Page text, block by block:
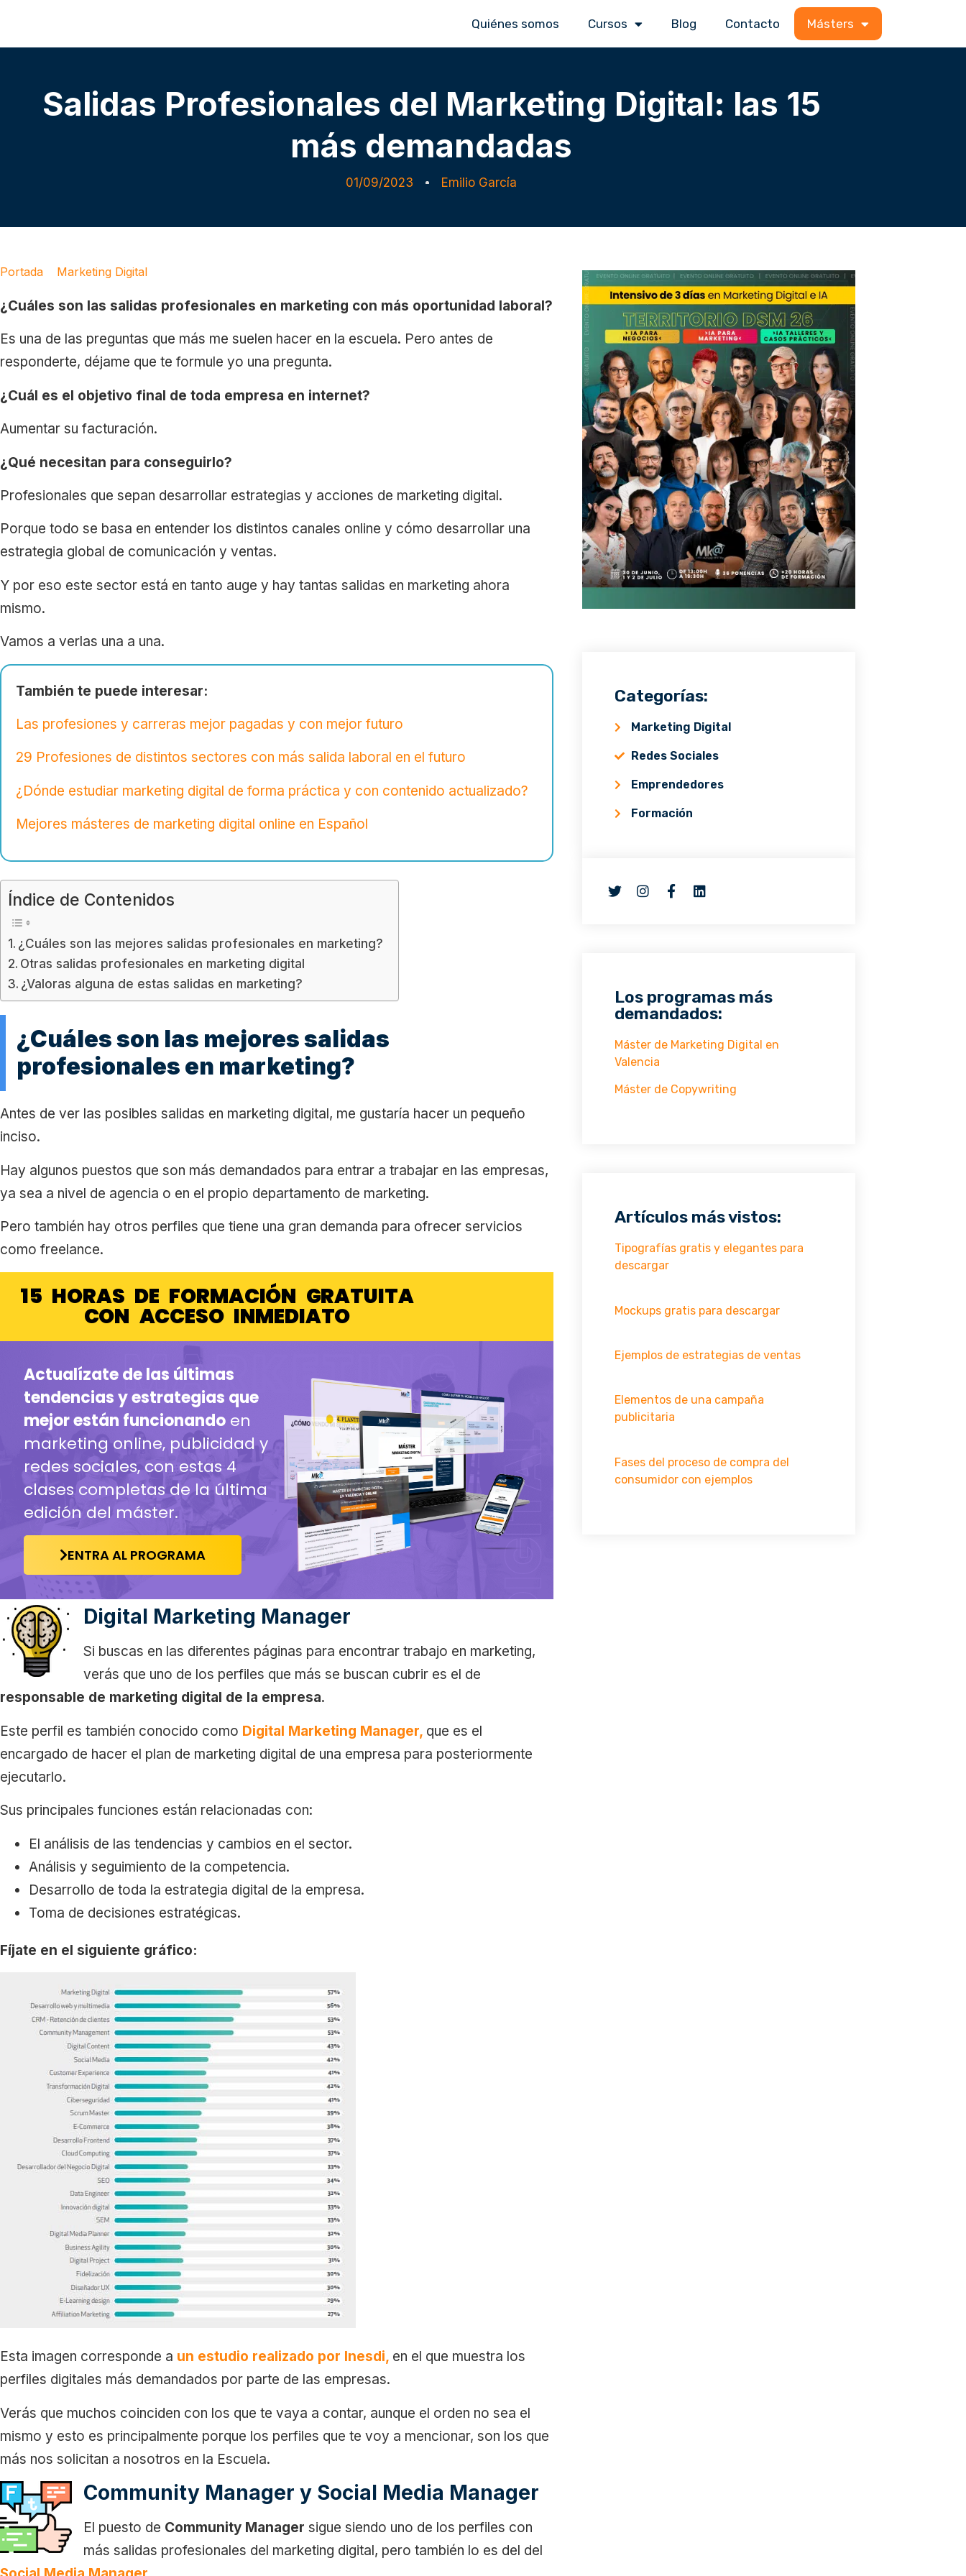
Quiénes somos Cursos Blog Contacto Másters
Salidas Profesionales del Marketing Digital: las 15
más demandadas
01/09/2023 Emilio García
Portada Marketing Digital
¿Cuáles son las salidas profesionales en marketing con más oportunidad laboral?
Es una de las preguntas que más me suelen hacer en la escuela. Pero antes de
responderte, déjame que te formule yo una pregunta.
¿Cuál es el objetivo final de toda empresa en internet?
Aumentar su facturación.
¿Qué necesitan para conseguirlo?
Profesionales que sepan desarrollar estrategias y acciones de marketing digital.
Porque todo se basa en entender los distintos canales online y cómo desarrollar una
estrategia global de comunicación y ventas.
Y por eso este sector está en tanto auge y hay tantas salidas en marketing ahora
mismo.
Vamos a verlas una a una.
También te puede interesar:
Las profesiones y carreras mejor pagadas y con mejor futuro
29 Profesiones de distintos sectores con más salida laboral en el futuro
¿Dónde estudiar marketing digital de forma práctica y con contenido actualizado?
Mejores másteres de marketing digital online en Español
Índice de Contenidos
¿Cuáles son las mejores salidas profesionales en marketing?
Otras salidas profesionales en marketing digital
¿Valoras alguna de estas salidas en marketing?
¿Cuáles son las mejores salidas
profesionales en marketing?
Antes de ver las posibles salidas en marketing digital, me gustaría hacer un pequeño
inciso.
Hay algunos puestos que son más demandados para entrar a trabajar en las empresas,
ya sea a nivel de agencia o en el propio departamento de marketing.
Pero también hay otros perfiles que tiene una gran demanda para ofrecer servicios
como freelance.
15 HORAS DE FORMACIÓN GRATUITA
CON ACCESO INMEDIATO
Actualízate de las últimas
tendencias y estrategias que
mejor están funcionando en
marketing online, publicidad y
redes sociales, con estas 4
clases completas de la última
edición del máster.
ENTRA AL PROGRAMA
Digital Marketing Manager
Si buscas en las diferentes páginas para encontrar trabajo en marketing,
verás que uno de los perfiles que más se buscan cubrir es el de
responsable de marketing digital de la empresa.
Este perfil es también conocido como Digital Marketing Manager, que es el
encargado de hacer el plan de marketing digital de una empresa para posteriormente
ejecutarlo.
Sus principales funciones están relacionadas con:
El análisis de las tendencias y cambios en el sector.
Análisis y seguimiento de la competencia.
Desarrollo de toda la estrategia digital de la empresa.
Toma de decisiones estratégicas.
Fíjate en el siguiente gráfico:
Esta imagen corresponde a un estudio realizado por Inesdi, en el que muestra los
perfiles digitales más demandados por parte de las empresas.
Verás que muchos coinciden con los que te vaya a contar, aunque el orden no sea el
mismo y esto es principalmente porque los perfiles que te voy a mencionar, son los que
más nos solicitan a nosotros en la Escuela.
Community Manager y Social Media Manager
El puesto de Community Manager sigue siendo uno de los perfiles con
más salidas profesionales del marketing digital, pero también lo es del del
Categorías:
Marketing Digital
Redes Sociales
Emprendedores
Formación
Los programas más
demandados:
Máster de Marketing Digital en
Valencia
Máster de Copywriting
Artículos más vistos:
Tipografías gratis y elegantes para
descargar
Mockups gratis para descargar
Ejemplos de estrategias de ventas
Elementos de una campaña
publicitaria
Fases del proceso de compra del
consumidor con ejemplos